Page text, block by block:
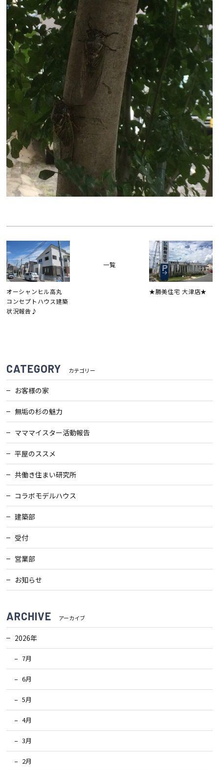
オーシャンヒル高丸
コンセプトハウス建築
状況報告♪
一覧
★勝美住宅 大津店★
CATEGORY カテゴリー
お客様の家
無垢の杉の魅力
マママイスター活動報告
平屋のススメ
共働き住まい研究所
コラボモデルハウス
建築部
受付
営業部
お知らせ
ARCHIVE アーカイブ
2026年
7月
6月
5月
4月
3月
2月